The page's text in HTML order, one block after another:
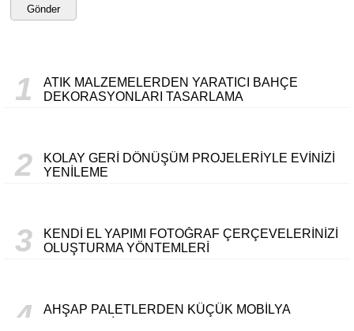
Gönder
1
ATIK MALZEMELERDEN YARATICI BAHÇE
DEKORASYONLARI TASARLAMA
2
KOLAY GERI DÖNÜŞÜM PROJELERIYLE EVINIZI
YENILEME
3
KENDI EL YAPIMI FOTOĞRAF ÇERÇEVELERINIZI
OLUŞTURMA YÖNTEMLERI
4
AHŞAP PALETLERDEN KÜÇÜK MOBILYA